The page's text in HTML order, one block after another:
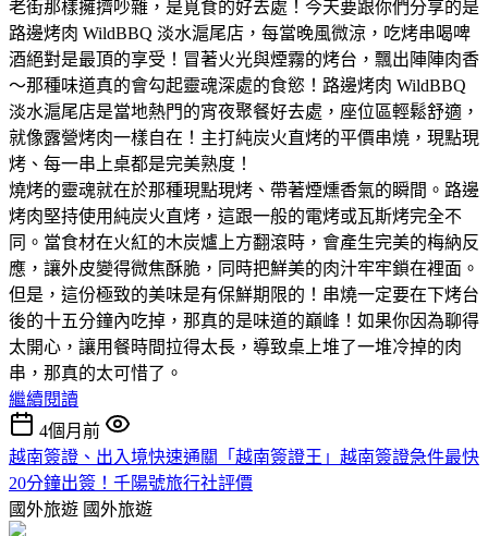
老街那樣擁擠吵雜，是覓食的好去處！今天要跟你們分享的是
路邊烤肉 WildBBQ 淡水滬尾店，每當晚風微涼，吃烤串喝啤
酒絕對是最頂的享受！冒著火光與煙霧的烤台，飄出陣陣肉香
～那種味道真的會勾起靈魂深處的食慾！路邊烤肉 WildBBQ
淡水滬尾店是當地熱門的宵夜聚餐好去處，座位區輕鬆舒適，
就像露營烤肉一樣自在！主打純炭火直烤的平價串燒，現點現
烤、每一串上桌都是完美熟度！
燒烤的靈魂就在於那種現點現烤、帶著煙燻香氣的瞬間。路邊
烤肉堅持使用純炭火直烤，這跟一般的電烤或瓦斯烤完全不
同。當食材在火紅的木炭爐上方翻滾時，會產生完美的梅納反
應，讓外皮變得微焦酥脆，同時把鮮美的肉汁牢牢鎖在裡面。
但是，這份極致的美味是有保鮮期限的！串燒一定要在下烤台
後的十五分鐘內吃掉，那真的是味道的巔峰！如果你因為聊得
太開心，讓用餐時間拉得太長，導致桌上堆了一堆冷掉的肉
串，那真的太可惜了。
繼續閱讀
4個月前
越南簽證、出入境快速通關「越南簽證王」越南簽證急件最快
20分鐘出簽！千陽號旅行社評價
國外旅遊 國外旅遊